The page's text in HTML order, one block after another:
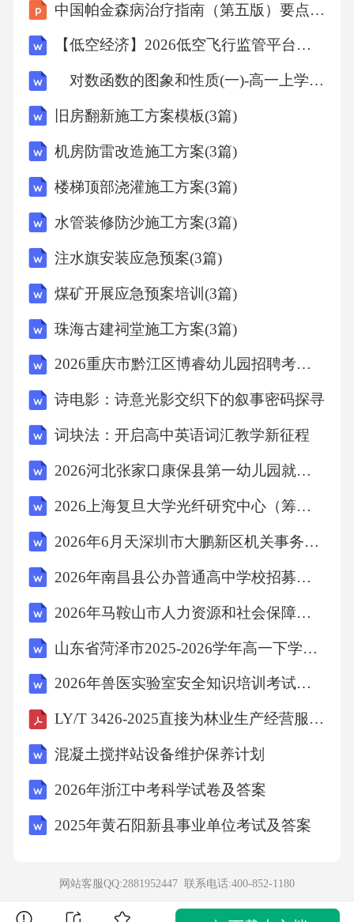
保管不善导致文物损坏，应当承担行政责任。B
项错误，刑事责任是指违反刑法规定的行为应
权行为应当承担的法律责任。D项错误，经济责
任不属于法律责任的分类。故选A。8．某公司
为了提高产品销量，在产品包装上标注“纯天然”
字样，但实际上产品并非纯天然制作。根据
面临的法律后果是()。A、被责令停止生产B、
被罚款C、被吊销营业执照D、以上都是答案：
D解析：《产品质量法》规定，生产者不得伪造
或者冒用认证标志、名优标志等质量标志；不
得伪造产地，不得伪造或者冒用他人厂名、厂
址；不得伪造或者冒用他人的注册商标。题干
中，该公司在产品包装上标注“纯天然”字样，但
实际上产品并非纯天然制作，属于伪造产品信
款、被吊销营业执照等法律后果。故选D。9．
某公司员工在工作中受伤，经鉴定为工伤。根
据《工伤保险条例》相关规定，该员工可以获
得()。A、医疗补助金B、一次性伤残补助金C、
失业保险金D、生育津贴答案：B解析：《工伤
保险条例》规定，职工因工致伤的，享受工伤
保险待遇，包括医疗费、康复费、伤残补助金
等。题干中，该员工因工伤受伤，可以获得一
工因工伤治疗结束后，因生活困难需要补助的
医疗费用。C项错误，失业保险金是指职工失业
后，按照规定领取的保险金。D项错误，生育津
贴是指职工生育后，按照规定领取的保险金。
中国帕金森病治疗指南（第五版）要点内容解读课件
【低空经济】2026低空飞行监管平台设计方案
对数函数的图象和性质(一)-高一上学期数学课时作业人教版A版（含解析）
旧房翻新施工方案模板(3篇)
机房防雷改造施工方案(3篇)
楼梯顶部浇灌施工方案(3篇)
水管装修防沙施工方案(3篇)
注水旗安装应急预案(3篇)
煤矿开展应急预案培训(3篇)
珠海古建祠堂施工方案(3篇)
2026重庆市黔江区博睿幼儿园招聘考试模拟试题及答案详解
诗电影：诗意光影交织下的叙事密码探寻
词块法：开启高中英语词汇教学新征程
2026河北张家口康保县第一幼儿园就业见习人员招聘考试模拟试题及答案详解
2026上海复旦大学光纤研究中心（筹）人才招聘笔试备考试题及答案详解
2026年6月天深圳市大鹏新区机关事务管理中心招聘编外人员2人笔试模拟试题及答案详解
2026年南昌县公办普通高中学校招募银龄教师105人笔试参考题库及答案详解
2026年马鞍山市人力资源和社会保障局、市社会保险费征缴管理中心编外聘用人员招聘考试模拟试题及答案详解
山东省菏泽市2025-2026学年高一下学期期末考试英语试卷
2026年兽医实验室安全知识培训考试题库(含答案)
LY/T 3426-2025直接为林业生产经营服务工程设施用地规范
混凝土搅拌站设备维护保养计划
2026年浙江中考科学试卷及答案
2025年黄石阳新县事业单位考试及答案
网站客服QQ:2881952447 联系电话:400-852-1180